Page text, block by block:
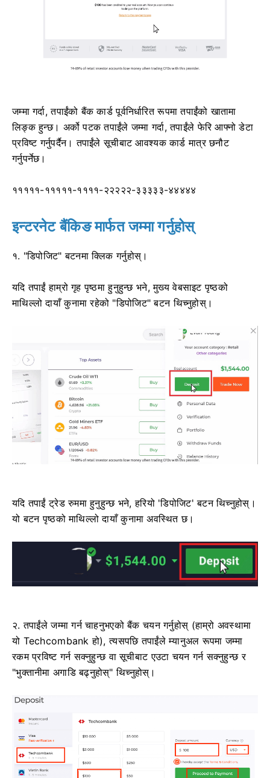
जम्मा गर्दा, तपाईंको बैंक कार्ड पूर्वनिर्धारित रूपमा तपाईंको खातामा
लिङ्क हुन्छ। अर्को पटक तपाईंले जम्मा गर्दा, तपाईंले फेरि आफ्नो डेटा
प्रविष्ट गर्नुपर्दैन। तपाईंले सूचीबाट आवश्यक कार्ड मात्र छनौट
गर्नुपर्नेछ।
१११११-१११११-११११-२२२२२-३३३३३-४४४४४
इन्टरनेट बैंकिङ मार्फत जम्मा गर्नुहोस्
१. "डिपोजिट" बटनमा क्लिक गर्नुहोस्।
यदि तपाईं हाम्रो गृह पृष्ठमा हुनुहुन्छ भने, मुख्य वेबसाइट पृष्ठको
माथिल्लो दायाँ कुनामा रहेको "डिपोजिट" बटन थिच्नुहोस्।
यदि तपाईं ट्रेड रुममा हुनुहुन्छ भने, हरियो 'डिपोजिट' बटन थिच्नुहोस्।
यो बटन पृष्ठको माथिल्लो दायाँ कुनामा अवस्थित छ।
२. तपाईंले जम्मा गर्न चाहनुभएको बैंक चयन गर्नुहोस् (हाम्रो अवस्थामा
यो Techcombank हो), त्यसपछि तपाईंले म्यानुअल रूपमा जम्मा
रकम प्रविष्ट गर्न सक्नुहुन्छ वा सूचीबाट एउटा चयन गर्न सक्नुहुन्छ र
"भुक्तानीमा अगाडि बढ्नुहोस्" थिच्नुहोस्।